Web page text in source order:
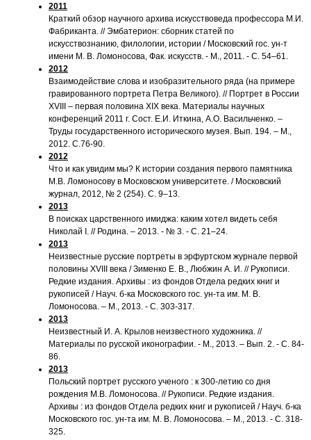
2011
Краткий обзор научного архива искусствоведа профессора М.И.
Фабриканта. // Эмбатерион: сборник статей по
искусствознанию, филологии, истории / Московский гос. ун-т
имени М. В. Ломоносова, Фак. искусств. - М., 2011. - С. 54–61.
2012
Взаимодействие слова и изобразительного ряда (на примере
гравированного портрета Петра Великого). // Портрет в России
XVIII – первая половина XIX века. Материалы научных
конференций 2011 г. Сост. Е.И. Иткина, А.О. Васильченко. –
Труды государственного исторического музея. Вып. 194. – М.,
2012. С.76-90.
2012
Что и как увидим мы? К истории создания первого памятника
М.В. Ломоносову в Московском университете. / Московский
журнал, 2012, № 2 (254). С. 9–13.
2013
В поисках царственного имиджа: каким хотел видеть себя
Николай I. // Родина. – 2013. - № 3. - С. 21–24.
2013
Неизвестные русские портреты в эрфуртском журнале первой
половины XVIII века / Зименко Е. В., Любжин А. И. // Рукописи.
Редкие издания. Архивы : из фондов Отдела редких книг и
рукописей / Науч. б-ка Московского гос. ун-та им. М. В.
Ломоносова. – М., 2013. - С. 303-317.
2013
Неизвестный И. А. Крылов неизвестного художника. //
Материалы по русской иконографии. - М., 2013. – Вып. 2. - С. 84-
86.
2013
Польский портрет русского ученого : к 300-летию со дня
рождения М.В. Ломоносова. // Рукописи. Редкие издания.
Архивы : из фондов Отдела редких книг и рукописей / Науч. б-ка
Московского гос. ун-та им. М. В. Ломоносова. – М., 2013. - С. 318-
325.